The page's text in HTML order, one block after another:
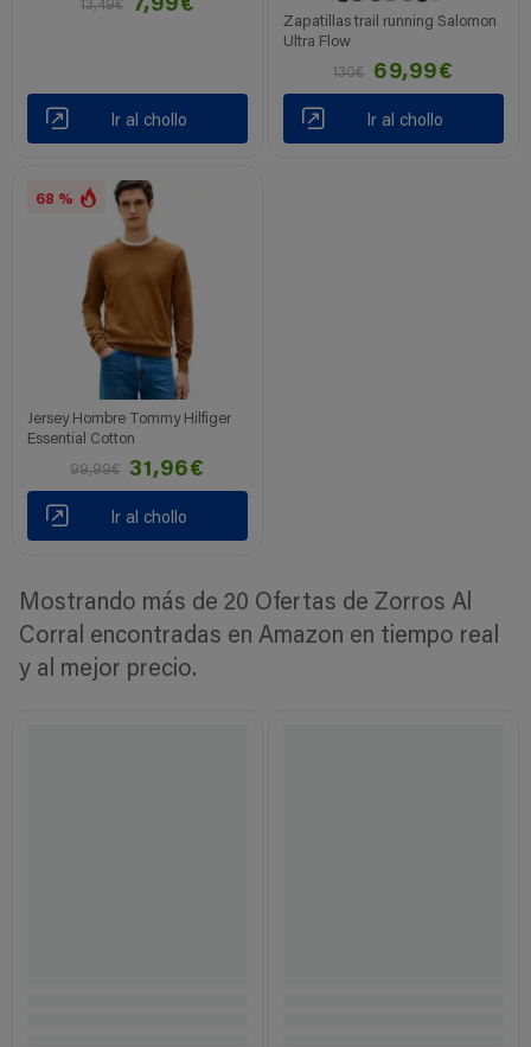
13,49€ 7,99€
Ir al chollo
Zapatillas trail running Salomon
Ultra Flow
130€
69,99€
Ir al chollo
68 %
Jersey Hombre Tommy Hilfiger
Essential Cotton
99,99€
31,96€
Ir al chollo
Mostrando más de 20 Ofertas de Zorros Al
Corral encontradas en Amazon en tiempo real
y al mejor precio.